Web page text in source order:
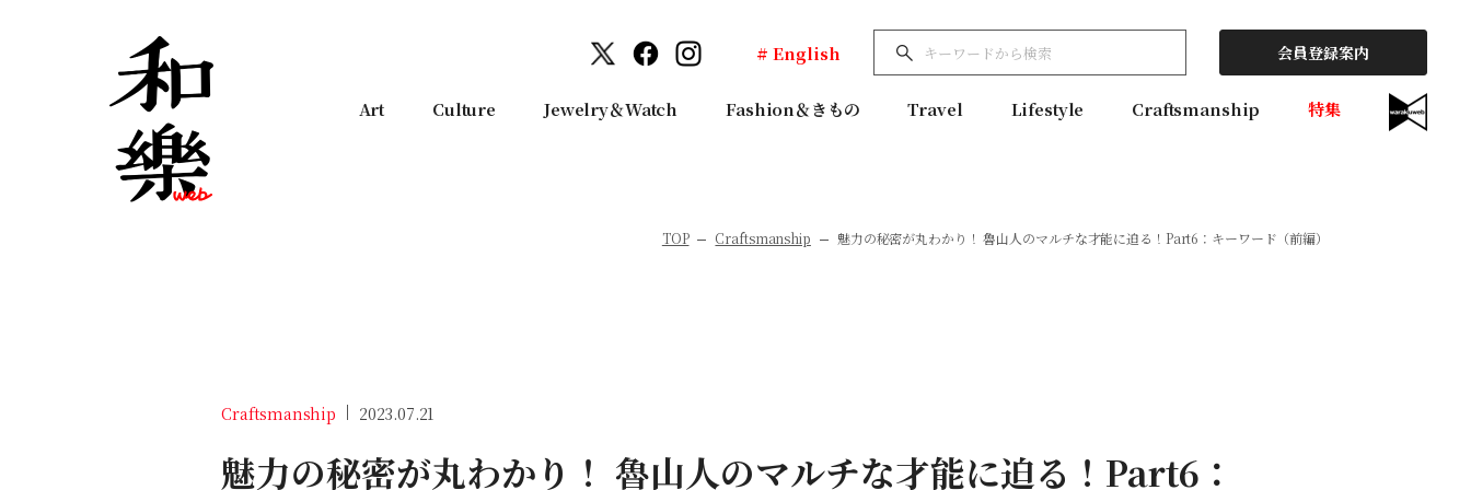
# English 会員登録案内
Art Culture Jewelry＆Watch Fashion＆きもの Travel Lifestyle Craftsmanship 特集
TOP Craftsmanship 魅力の秘密が丸わかり！ 魯山人のマルチな才能に迫る！Part6：キーワード（前編）
Craftsmanship 2023.07.21
魅力の秘密が丸わかり！ 魯山人のマルチな才能に迫る！Part6：